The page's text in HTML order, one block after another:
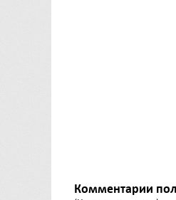
Комментарии